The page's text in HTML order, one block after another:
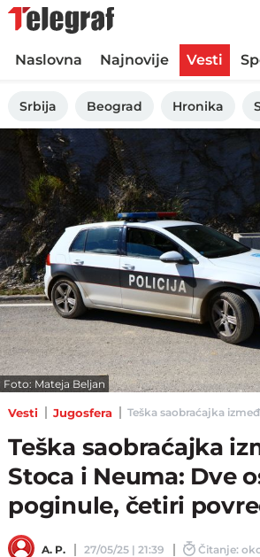
Naslovna Najnovije Vesti
Srbija Beograd Hronika
Foto: Mateja Beljan
Vesti Jugosfera Teška saobraćajka
Teška saobraćajka
Stoca i Neuma: Dve
poginule, četiri
A. P. 27/05/25 | 21:39 Čitanje: